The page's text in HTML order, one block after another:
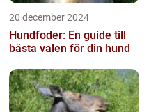
20 december 2024
Hundfoder: En guide till
bästa valen för din hund